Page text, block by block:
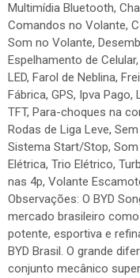
Multimídia Bluetooth,
Comandos no Volante,
Som no Volante,
Espelhamento de
LED, Farol de Neblina,
Fábrica, GPS, Ipva Pago,
TFT, Para-choques na
Rodas de Liga Leve,
Sistema Start/Stop, Som
Elétrica, Trio Elétrico,
nas 4p, Volante
Observações: O BYD
mercado brasileiro
potente, esportiva e
BYD Brasil. O grande
conjunto mecânico